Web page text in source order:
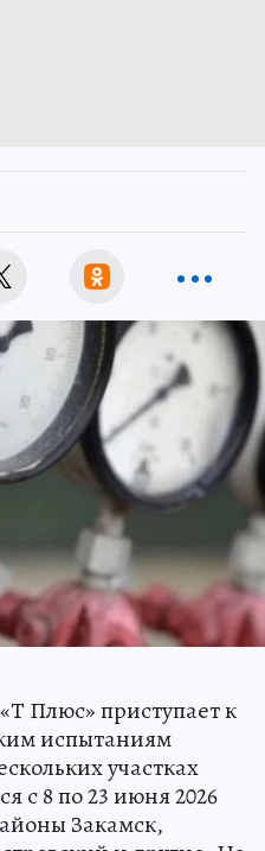
Плюс» приступает к
испытаниям
участках
с 8 по 23 июня 2026
Закамск,